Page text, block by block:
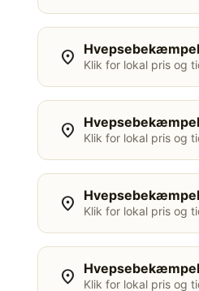
location_on Klik for lokal pris og
location_on Klik for lokal pris og
location_on Klik for lokal pris og
location_on Klik for lokal pris og